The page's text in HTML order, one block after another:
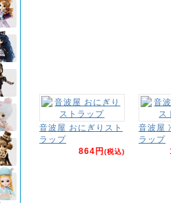
音波屋 おにぎりスト
ラップ
864円(税込)
音波屋
ラップ